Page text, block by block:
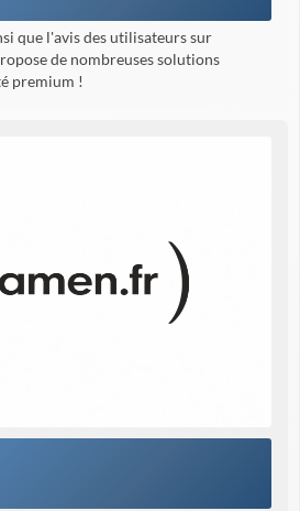
que l'avis des utilisateurs sur
de nombreuses solutions
premium !